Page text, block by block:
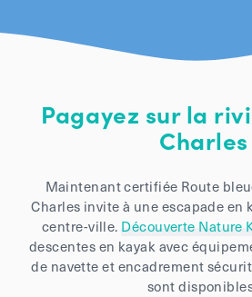
Pagayez sur la
Charles
Maintenant certifiée Route
Charles invite à une escapade en
centre-ville. Découverte Nature
descentes en kayak avec
de navette et encadrement
sont